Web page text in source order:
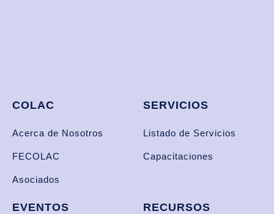
COLAC
Acerca de Nosotros
FECOLAC
Asociados
SERVICIOS
Listado de Servicios
Capacitaciones
EVENTOS RECURSOS